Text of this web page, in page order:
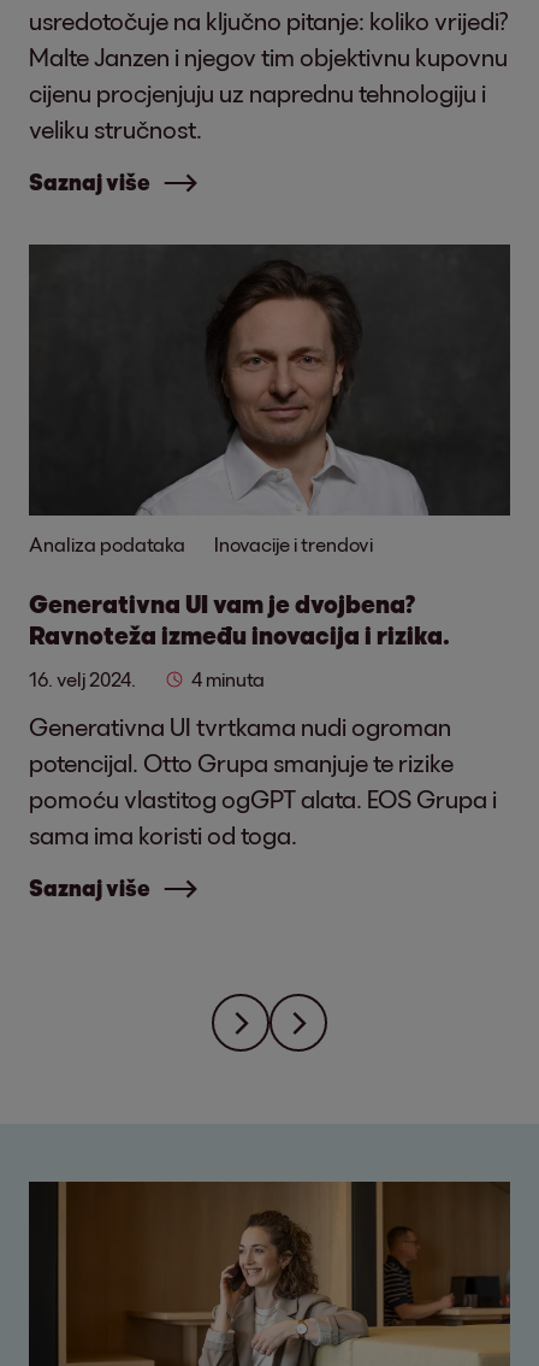
usredotočuje na ključno pitanje: koliko vrijedi?
Malte Janzen i njegov tim objektivnu kupovnu
cijenu procjenjuju uz naprednu tehnologiju i
veliku stručnost.
Saznaj više
Analiza podataka Inovacije i trendovi
Generativna UI vam je dvojbena?
Ravnoteža između inovacija i rizika.
16. velj 2024. 4 minuta
Generativna UI tvrtkama nudi ogroman
potencijal. Otto Grupa smanjuje te rizike
pomoću vlastitog ogGPT alata. EOS Grupa i
sama ima koristi od toga.
Saznaj više